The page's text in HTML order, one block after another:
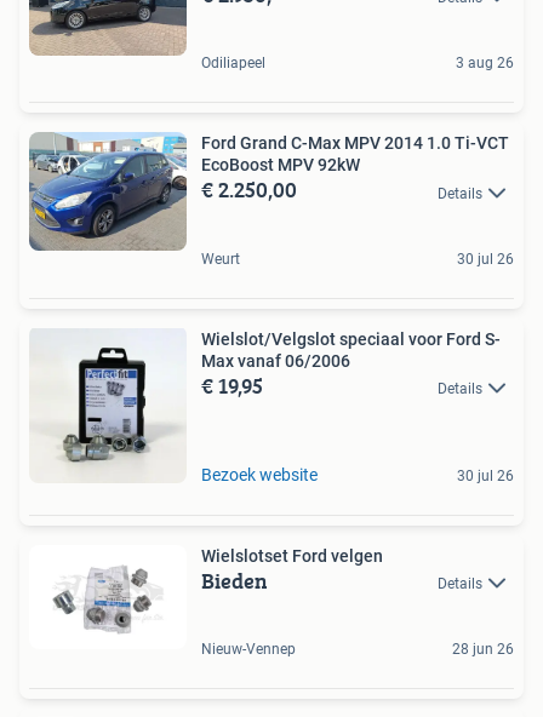
Odiliapeel 3 aug 26
Ford Grand C-Max MPV 2014 1.0 Ti-VCT
EcoBoost MPV 92kW
€ 2.250,00 Details
Weurt 30 jul 26
Wielslot/Velgslot speciaal voor Ford S-
Max vanaf 06/2006
€ 19,95 Details
Bezoek website 30 jul 26
Wielslotset Ford velgen
Bieden Details
Nieuw-Vennep 28 jun 26